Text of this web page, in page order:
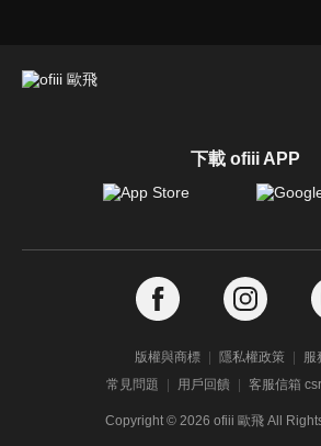
下載 ofiii APP
版權與商標 隱私權政策
服
常見問題
用戶回饋 客服信箱
Copyright © 2026 ofiii 歐飛 All